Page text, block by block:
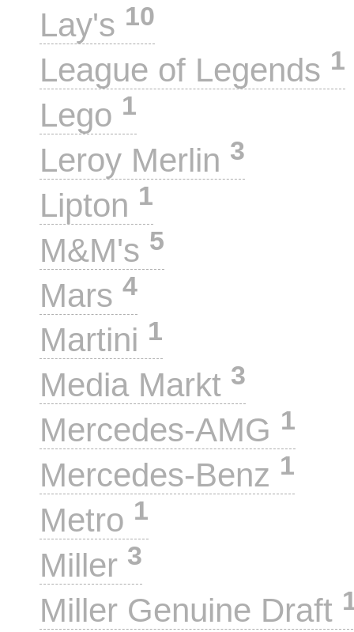
Lay's 10
League of Legends 1
Lego 1
Leroy Merlin 3
Lipton 1
M&M's 5
Mars 4
Martini 1
Media Markt 3
Mercedes-AMG 1
Mercedes-Benz 1
Metro 1
Miller 3
Miller Genuine Draft